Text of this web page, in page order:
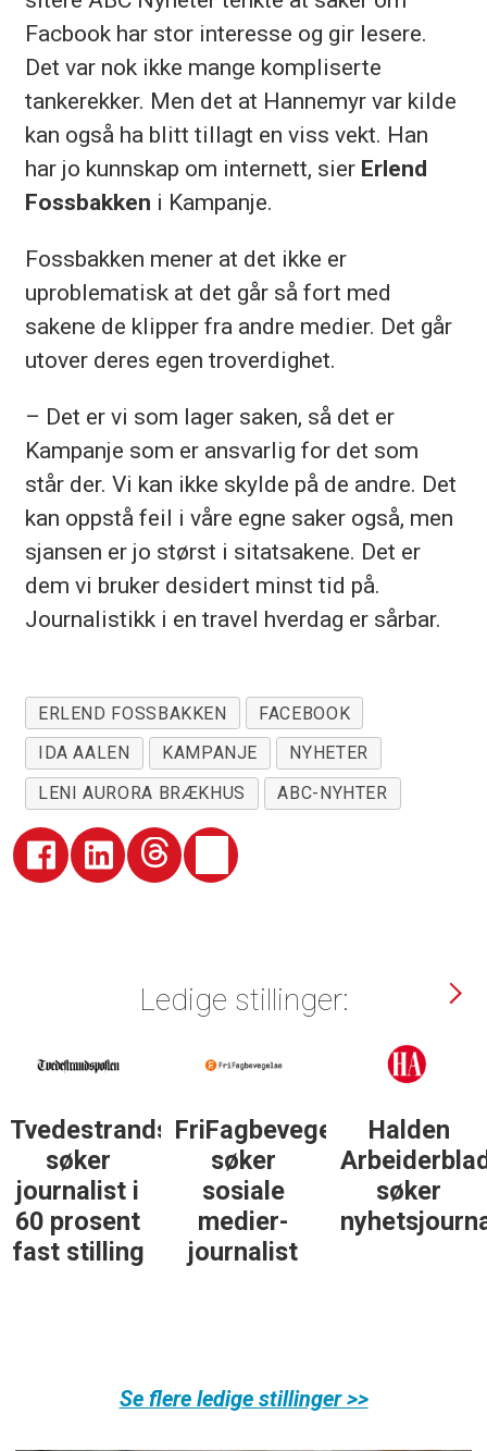
Facbook har stor interesse og gir lesere.
Det var nok ikke mange kompliserte
tankerekker. Men det at Hannemyr var kilde
kan også ha blitt tillagt en viss vekt. Han
har jo kunnskap om internett, sier Erlend
Fossbakken i Kampanje.
Fossbakken mener at det ikke er
uproblematisk at det går så fort med
sakene de klipper fra andre medier. Det går
utover deres egen troverdighet.
– Det er vi som lager saken, så det er
Kampanje som er ansvarlig for det som
står der. Vi kan ikke skylde på de andre. Det
kan oppstå feil i våre egne saker også, men
sjansen er jo størst i sitatsakene. Det er
dem vi bruker desidert minst tid på.
Journalistikk i en travel hverdag er sårbar.
ERLEND FOSSBAKKEN
FACEBOOK
IDA AALEN
KAMPANJE
NYHETER
LENI AURORA BRÆKHUS
ABC-NYHTER
Ledige stillinger:
Halden
Arbeiderblad
søker
nyhetsjournalist
Støttegruppa
25. juni
søker
journalist
Journalist
med teft
for digitale
spor? Bli
Se flere ledige stillinger >>